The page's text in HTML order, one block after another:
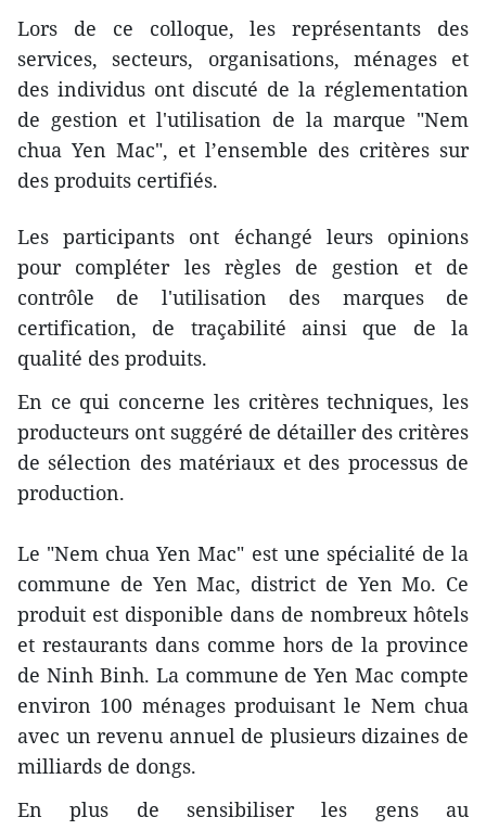
Lors de ce colloque, les représentants des
services, secteurs, organisations, ménages et
des individus ont discuté de la réglementation
de gestion et l'utilisation de la marque "Nem
chua Yen Mac", et l’ensemble des critères sur
des produits certifiés.
Les participants ont échangé leurs opinions
pour compléter les règles de gestion et de
contrôle de l'utilisation des marques de
certification, de traçabilité ainsi que de la
qualité des produits.
En ce qui concerne les critères techniques, les
producteurs ont suggéré de détailler des critères
de sélection des matériaux et des processus de
production.
Le "Nem chua Yen Mac" est une spécialité de la
commune de Yen Mac, district de Yen Mo. Ce
produit est disponible dans de nombreux hôtels
et restaurants dans comme hors de la province
de Ninh Binh. La commune de Yen Mac compte
environ 100 ménages produisant le Nem chua
avec un revenu annuel de plusieurs dizaines de
milliards de dongs.
En plus de sensibiliser les gens au